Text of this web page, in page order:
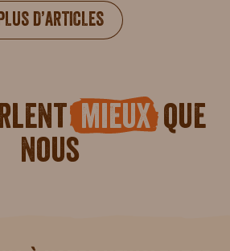
D’ARTICLES
mieuxque
nous